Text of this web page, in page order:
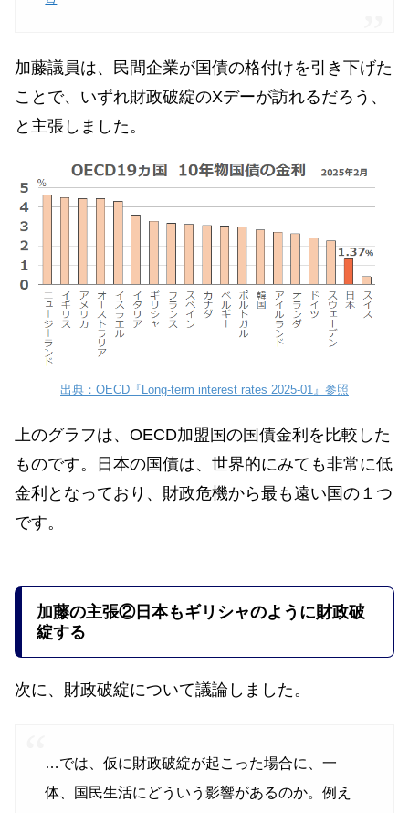
加藤議員は、民間企業が国債の格付けを引き下げた
ことで、いずれ財政破綻のXデーが訪れるだろう、
と主張しました。
出典：OECD『Long-term interest rates 2025-01』参照
上のグラフは、OECD加盟国の国債金利を比較した
ものです。日本の国債は、世界的にみても非常に低
金利となっており、財政危機から最も遠い国の１つ
です。
加藤の主張②日本もギリシャのように財政破
綻する
次に、財政破綻について議論しました。
…では、仮に財政破綻が起こった場合に、一
体、国民生活にどういう影響があるのか。例え